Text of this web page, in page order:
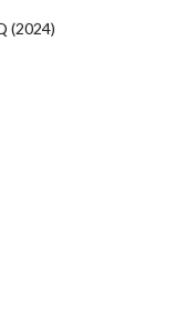
(2024)